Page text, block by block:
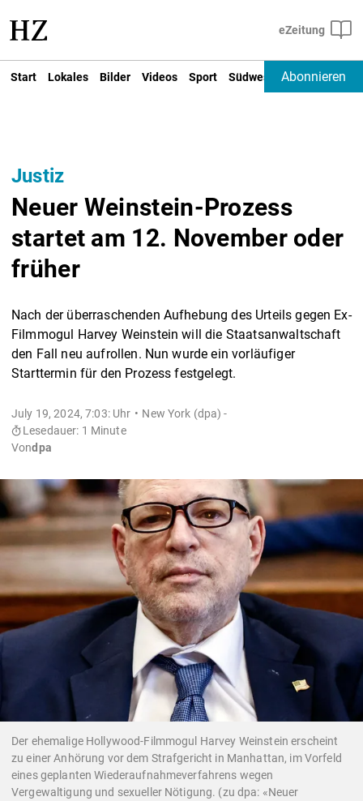
Start Lokales Bilder Videos Sport Südwest Deutschland
Abonnieren
Justiz
Neuer Weinstein-Prozess
startet am 12. November oder
früher
Nach der überraschenden Aufhebung des Urteils gegen Ex-
Filmmogul Harvey Weinstein will die Staatsanwaltschaft
den Fall neu aufrollen. Nun wurde ein vorläufiger
Starttermin für den Prozess festgelegt.
July 19, 2024, 7:03: Uhr
New York (dpa) -
Lesedauer: 1 Minute
Vondpa
Der ehemalige Hollywood-Filmmogul Harvey Weinstein erscheint
zu einer Anhörung vor dem Strafgericht in Manhattan, im Vorfeld
eines geplanten Wiederaufnahmeverfahrens wegen
Vergewaltigung und sexueller Nötigung. (zu dpa: «Neuer